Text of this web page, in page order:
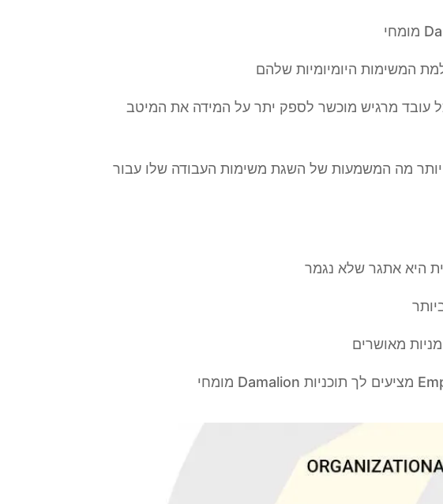
עובד מרגיש מוכשר לספק יתר על המידה את המיטב
יותר מה המשמעות של השגת משימות העבודה שלו עבור